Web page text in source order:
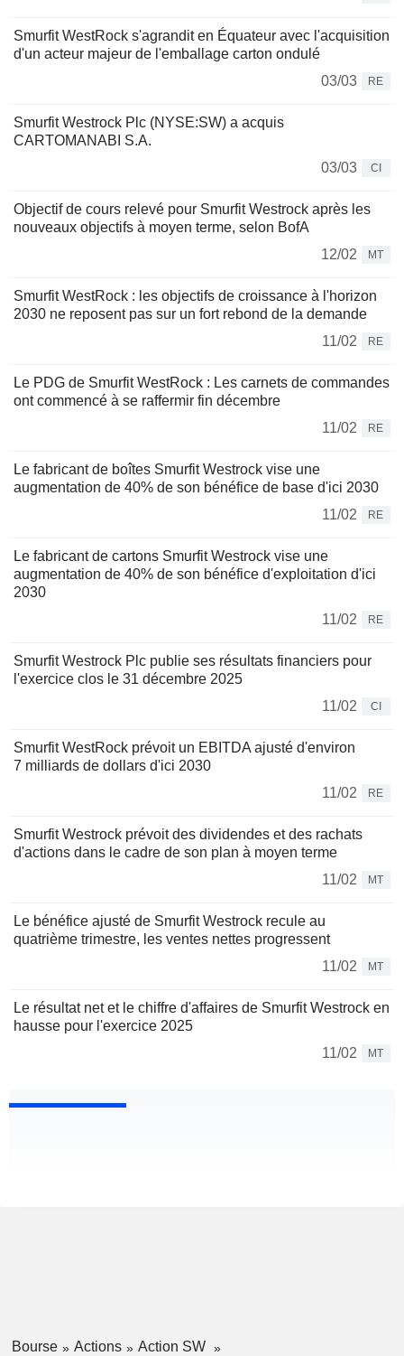
Smurfit WestRock s'agrandit en Équateur avec l'acquisition
d'un acteur majeur de l'emballage carton ondulé
03/03
RE
Smurfit Westrock Plc (NYSE:SW) a acquis
CARTOMANABI S.A.
03/03
CI
Objectif de cours relevé pour Smurfit Westrock après les
nouveaux objectifs à moyen terme, selon BofA
12/02
MT
Smurfit WestRock : les objectifs de croissance à l'horizon
2030 ne reposent pas sur un fort rebond de la demande
11/02
RE
Le PDG de Smurfit WestRock : Les carnets de commandes
ont commencé à se raffermir fin décembre
11/02
RE
Le fabricant de boîtes Smurfit Westrock vise une
augmentation de 40% de son bénéfice de base d'ici 2030
11/02
RE
Le fabricant de cartons Smurfit Westrock vise une
augmentation de 40% de son bénéfice d'exploitation d'ici
2030
11/02
RE
Smurfit Westrock Plc publie ses résultats financiers pour
l'exercice clos le 31 décembre 2025
11/02
CI
Smurfit WestRock prévoit un EBITDA ajusté d'environ
7 milliards de dollars d'ici 2030
11/02
RE
Smurfit Westrock prévoit des dividendes et des rachats
d'actions dans le cadre de son plan à moyen terme
11/02
MT
Le bénéfice ajusté de Smurfit Westrock recule au
quatrième trimestre, les ventes nettes progressent
11/02
MT
Le résultat net et le chiffre d'affaires de Smurfit Westrock en
hausse pour l'exercice 2025
11/02
MT
Bourse Actions
Action SW